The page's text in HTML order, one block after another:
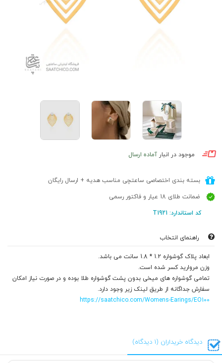
موجود در انبار آماده ارسال
بسته بندی اختصاصی ساعتچی مناسب هدیه + ارسال رایگان
ضمانت طلای 18 عیار و فاکتور رسمی
کد استاندارد: T1921
راهنمای انتخاب
ابعاد پلاک گوشواره 1.2 * 1.8 سانت می باشد.
وزن مروارید کسر شده است.
تمامی گوشواره های میخی بدون پشت گوشواره طلا بوده و در صورت نیاز امکان
سفارش جداگانه از طریق لینک زیر وجود دارد.
https://saatchico.com/Womens-Earings/EO100
دیدگاه خریداران (1 دیدگاه)